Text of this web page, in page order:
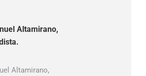
Altamirano,
Altamirano,